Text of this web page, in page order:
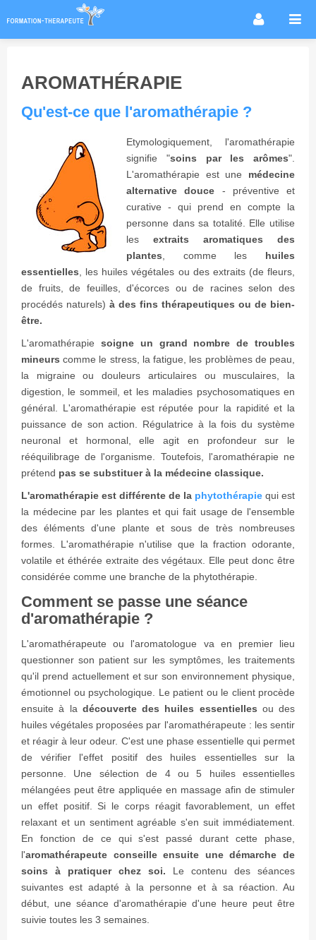
Écoles
Conseils formation
Annuaire des praticiens
Agenda & Actualités
Forum
AROMATHÉRAPIE
Qu'est-ce que l'aromathérapie ?
Etymologiquement, l'aromathérapie
signifie "soins par les arômes".
L'aromathérapie est une médecine
alternative douce - préventive et
curative - qui prend en compte la
personne dans sa totalité. Elle utilise
les extraits aromatiques des
plantes , comme les huiles
essentielles , les huiles végétales ou des extraits (de fleurs,
de fruits, de feuilles, d'écorces ou de racines selon des
procédés naturels) à des fins thérapeutiques ou de bien-
être.
L'aromathérapie soigne un grand nombre de troubles
mineurs comme le stress, la fatigue, les problèmes de peau,
la migraine ou douleurs articulaires ou musculaires, la
digestion, le sommeil, et les maladies psychosomatiques en
général. L'aromathérapie est réputée pour la rapidité et la
puissance de son action. Régulatrice à la fois du système
neuronal et hormonal, elle agit en profondeur sur le
rééquilibrage de l'organisme. Toutefois, l'aromathérapie ne
prétend pas se substituer à la médecine classique.
L'aromathérapie est différente de la phytothérapie qui est
la médecine par les plantes et qui fait usage de l'ensemble
des éléments d'une plante et sous de très nombreuses
formes. L'aromathérapie n'utilise que la fraction odorante,
volatile et éthérée extraite des végétaux. Elle peut donc être
considérée comme une branche de la phytothérapie.
Comment se passe une séance
d'aromathérapie ?
L'aromathérapeute ou l'aromatologue va en premier lieu
questionner son patient sur les symptômes, les traitements
qu'il prend actuellement et sur son environnement physique,
émotionnel ou psychologique. Le patient ou le client procède
ensuite à la découverte des huiles essentielles ou des
huiles végétales proposées par l'aromathérapeute : les sentir
et réagir à leur odeur. C'est une phase essentielle qui permet
de vérifier l'effet positif des huiles essentielles sur la
personne. Une sélection de 4 ou 5 huiles essentielles
mélangées peut être appliquée en massage afin de stimuler
un effet positif. Si le corps réagit favorablement, un effet
relaxant et un sentiment agréable s'en suit immédiatement.
En fonction de ce qui s'est passé durant cette phase,
l'aromathérapeute conseille ensuite une démarche de
soins à pratiquer chez soi. Le contenu des séances
suivantes est adapté à la personne et à sa réaction. Au
début, une séance d'aromathérapie d'une heure peut être
suivie toutes les 3 semaines.